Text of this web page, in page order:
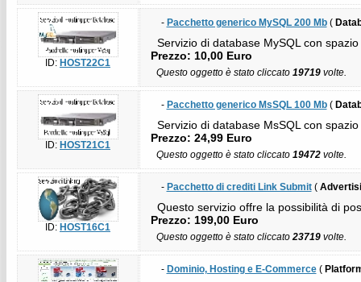
ID: HOST22C1
- Pacchetto generico MySQL 200 Mb(
Servizio di database MySQL con
Prezzo: 10,00 Euro
Questo oggetto è stato cliccato 19719volte.
ID: HOST21C1
- Pacchetto generico MsSQL 100 Mb(
Servizio di database MsSQL con
Prezzo: 24,99 Euro
Questo oggetto è stato cliccato 19472volte.
ID: HOST16C1
- Pacchetto di crediti Link Submit(
Questo servizio offre la possibilità di
Prezzo: 199,00 Euro
Questo oggetto è stato cliccato23719volte.
- Dominio, Hosting e E-Commerce(